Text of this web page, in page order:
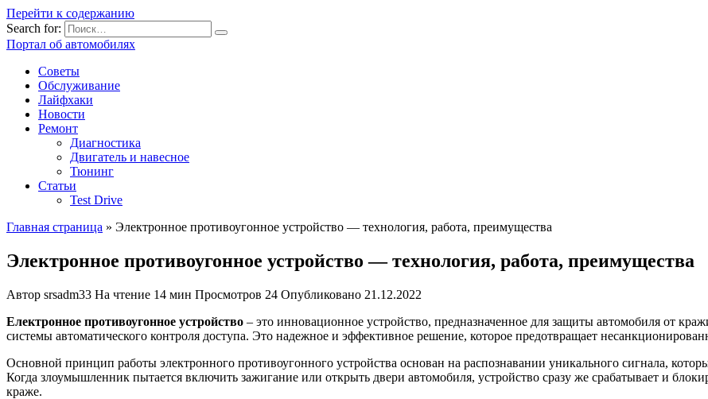
Перейти к содержанию
Search for:
Портал об автомобилях
Советы
Обслуживание
Лайфхаки
Новости
Ремонт
Диагностика
Двигатель и навесное
Тюнинг
Статьи
Test Drive
Главная страница » Электронное противоугонное устройство — технология, работа, преимущества
Электронное противоугонное устройство — технология, работа, преимущества
Автор srsadm33 На чтение 14 мин Просмотров 24 Опубликовано 21.12.2022
Електронное противоугонное устройство – это инновационное устройство, предназначенное для защиты автомобиля от
системы автоматического контроля доступа. Это надежное и эффективное решение, которое предотвращает
Основной принцип работы электронного противоугонного устройства основан на распознавании уникального сигнала,
Когда злоумышленник пытается включить зажигание или открыть двери автомобиля, устройство сразу же срабатывает и
краже.